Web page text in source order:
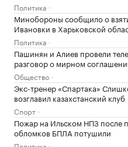
Политика
Минобороны сообщило о
Ивановки в Харьковской
Политика
Пашинян и Алиев провели
разговор о мирном
Общество
Экс-тренер «Спартака»
возглавил казахстанский клуб
Спорт
Пожар на Ильском НПЗ после
обломков БПЛА потушили